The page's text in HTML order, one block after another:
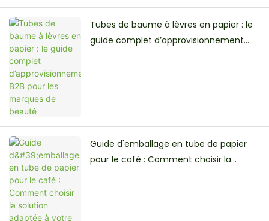
Tubes de baume à lèvres en papier : le
guide complet d’approvisionnement
Guide d'emballage en tube de papier
pour le café : Comment choisir la